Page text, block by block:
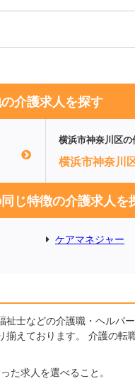
介護求人を探す
横浜市神奈川区の
横浜市神奈川
じ特徴の介護求人を
ケアマネジャー
祉士などの介護職・ヘル
えております。 介護の
た求人を選べること。